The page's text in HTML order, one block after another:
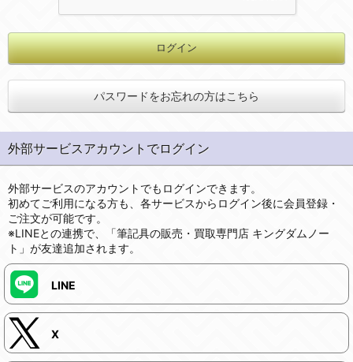
パスワードをお忘れの方はこちら
外部サービスアカウントでログイン
外部サービスのアカウントでもログインできます。
初めてご利用になる方も、各サービスからログイン後に会員登録・
ご注文が可能です。
※LINEとの連携で、「筆記具の販売・買取専門店 キングダムノー
ト」が友達追加されます。
LINE
X